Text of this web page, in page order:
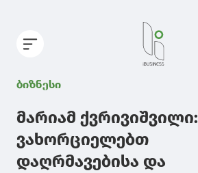
ბიზნესი
მარიამ ქვრივიშვილი:
ვახორციელებთ
დაღრმავებისა და